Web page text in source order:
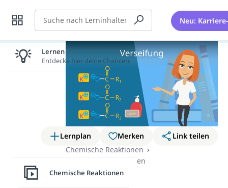
Suche Neu:
Lernplan Merken
Link teilen
Chemische Reaktionen
Organische Reaktionen
Verseifung
Lernen lohnt sich!
Entdecke hier deine Chancen.
Chemische Reaktionen